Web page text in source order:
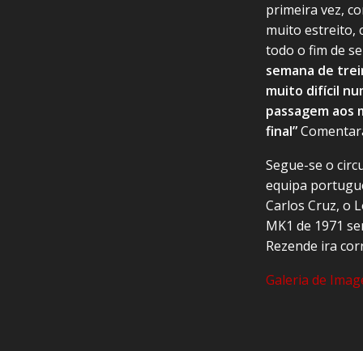
primeira vez,
muito estreito,
todo o fim de
semana de
muito difícil
passagem aos
final”
Segue-se o
equipa
Carlos Cruz, o
MK1 de 1971
Rezende ira
Galeria de